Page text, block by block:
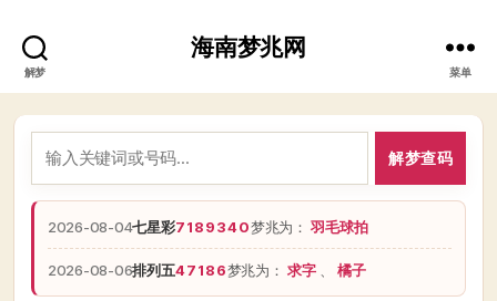
解梦
海南梦兆网
菜单
解梦查码
2026-08-04七星彩7189340梦兆为：羽毛球拍
2026-08-06排列五47186梦兆为：求字 橘子